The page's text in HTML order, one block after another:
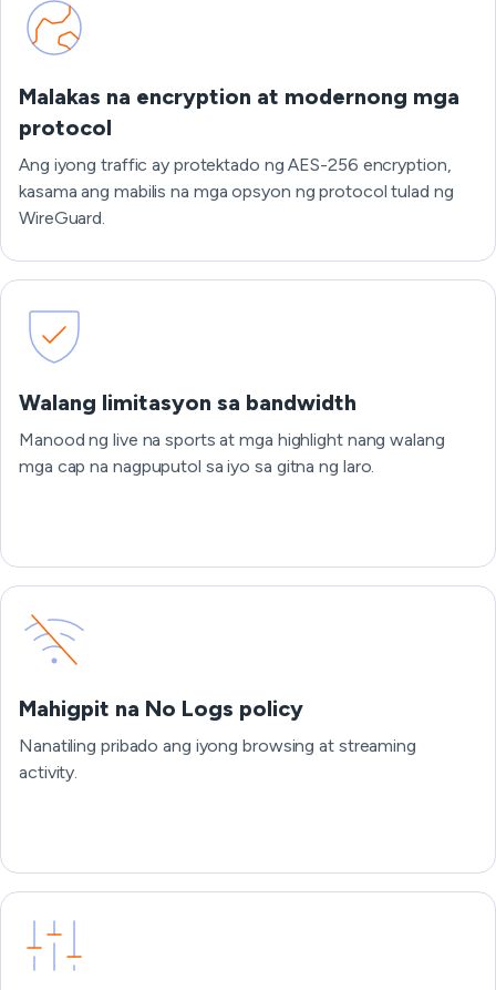
Malakas na encryption at modernong mga
protocol
Ang iyong traffic ay protektado ng AES-256 encryption,
kasama ang mabilis na mga opsyon ng protocol tulad ng
WireGuard.
Walang limitasyon sa bandwidth
Manood ng live na sports at mga highlight nang walang
mga cap na nagpuputol sa iyo sa gitna ng laro.
Mahigpit na No Logs policy
Nanatiling pribado ang iyong browsing at streaming
activity.